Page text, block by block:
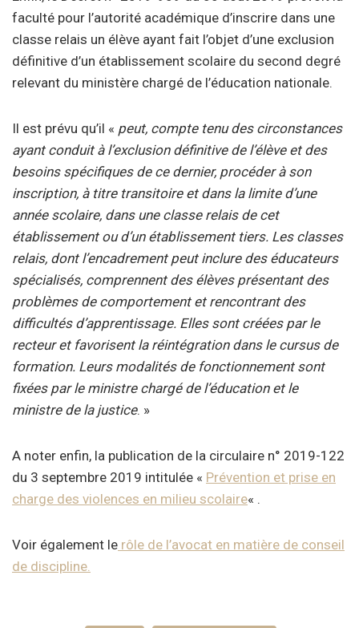
faculté pour l’autorité académique d’inscrire dans une
classe relais un élève ayant fait l’objet d’une exclusion
définitive d’un établissement scolaire du second degré
relevant du ministère chargé de l’éducation nationale.
Il est prévu qu’il « peut, compte tenu des circonstances
ayant conduit à l’exclusion définitive de l’élève et des
besoins spécifiques de ce dernier, procéder à son
inscription, à titre transitoire et dans la limite d’une
année scolaire, dans une classe relais de cet
établissement ou d’un établissement tiers. Les classes
relais, dont l’encadrement peut inclure des éducateurs
spécialisés, comprennent des élèves présentant des
problèmes de comportement et rencontrant des
difficultés d’apprentissage. Elles sont créées par le
recteur et favorisent la réintégration dans le cursus de
formation. Leurs modalités de fonctionnement sont
fixées par le ministre chargé de l’éducation et le
ministre de la justice. »
A noter enfin, la publication de la circulaire n° 2019-122
du 3 septembre 2019 intitulée « Prévention et prise en
charge des violences en milieu scolaire« .
Voir également le rôle de l’avocat en matière de conseil
de discipline.